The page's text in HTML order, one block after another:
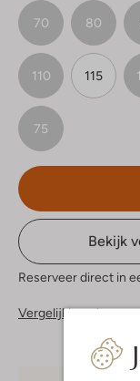
70 80
110 115
75
Bekijk
Reserveer direct in
Vergelijkbare items